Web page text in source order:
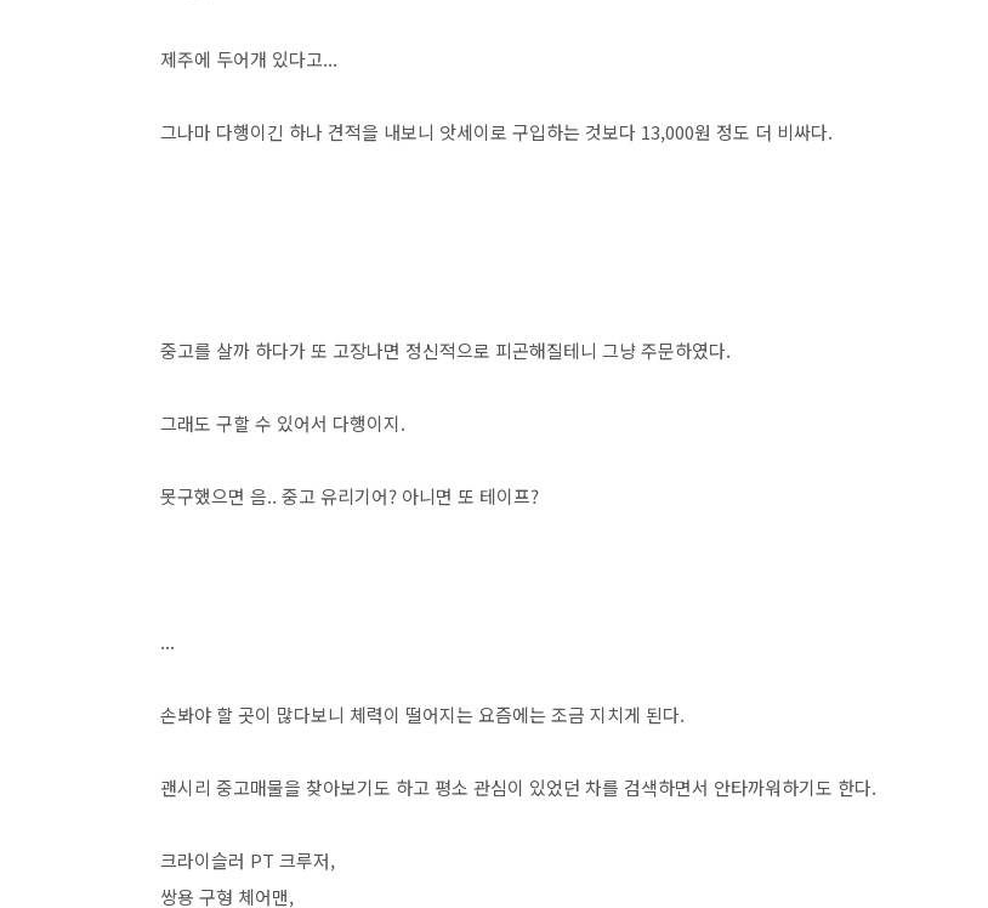
제주에 두어개 있다고...
그나마 다행이긴 하나 견적을 내보니 앗세이로 구입하는 것보다 13,000원 정도 더 비싸다.
중고를 살까 하다가 또 고장나면 정신적으로 피곤해질테니 그냥 주문하였다.
그래도 구할 수 있어서 다행이지.
못구했으면 음.. 중고 유리기어? 아니면 또 테이프?
...
손봐야 할 곳이 많다보니 체력이 떨어지는 요즘에는 조금 지치게 된다.
괜시리 중고매물을 찾아보기도 하고 평소 관심이 있었던 차를 검색하면서 안타까워하기도 한다.
크라이슬러 PT 크루저,
쌍용 구형 체어맨,